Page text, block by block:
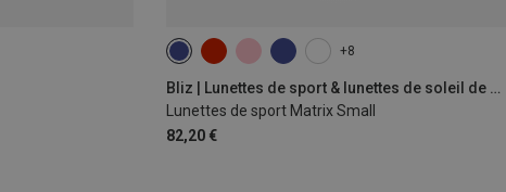
+8
Bliz | Lunettes de sport & lunettes de soleil de sport
Lunettes de sport Matrix Small
82,20 €